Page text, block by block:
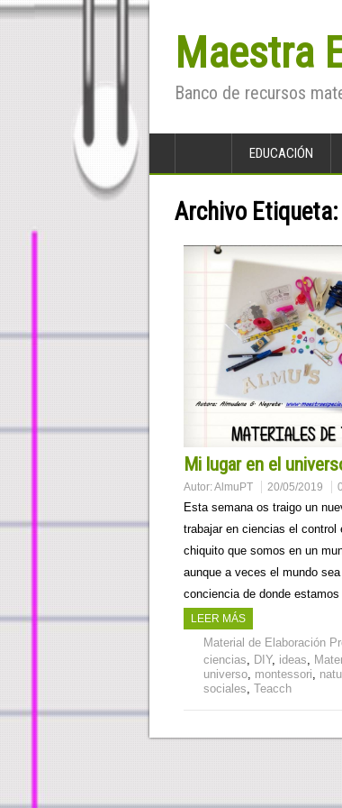
Maestra
Banco de recursos
EDUCACIÓN
Archivo Etiqueta:
Mi lugar en el
Autor:AlmuPT 20/05/2019
Esta semana os traigo un
trabajar en ciencias el control
chiquito que somos en un
aunque a veces el mundo
conciencia de donde
LEER MÁS
Material de Elaboración
ciencias
DIY, ideas
universo montessori
sociales Teacch